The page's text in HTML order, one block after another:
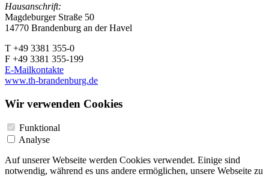
Hausanschrift:
Magdeburger Straße 50
14770 Brandenburg an der Havel
T +49 3381 355-0
F +49 3381 355-199
E-Mailkontakte
www.th-brandenburg.de
Wir verwenden Cookies
Funktional
Analyse
Auf unserer Webseite werden Cookies verwendet. Einige sind
notwendig, während es uns andere ermöglichen, unsere Webseite zu